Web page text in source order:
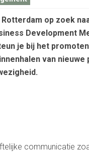
op zoek
Development
je bij het
van
communicatie